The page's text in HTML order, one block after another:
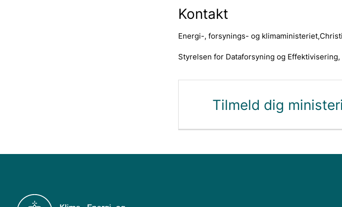
Kontakt
Energi-, forsynings- og
Styrelsen for Dataforsyning og
Tilmeld dig